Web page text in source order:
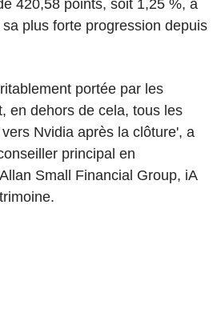
420,58 points, soit 1,25 %, à
plus forte progression depuis
portée par les
en dehors de cela, tous les
Nvidia après la clôture', a
principal en
Small Financial Group, iA